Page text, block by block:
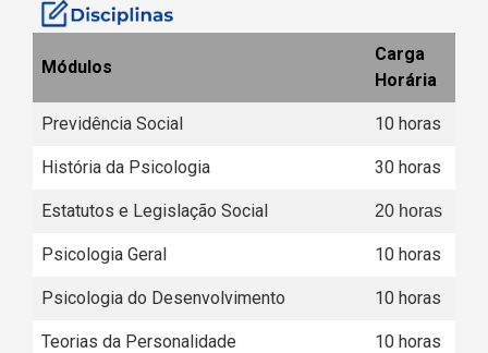
Módulos
Carga
Horária
Previdência Social 10 horas
História da Psicologia 30 horas
Estatutos e Legislação Social 20 horas
Psicologia Geral 10 horas
Psicologia do Desenvolvimento 10 horas
Teorias da Personalidade 10 horas